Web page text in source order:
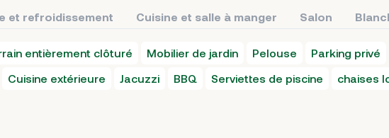
et refroidissement Cuisine et salle à manger Salon
entièrement clôturé Mobilier de jardin Pelouse Parking privé
Cuisine extérieure Jacuzzi BBQ Serviettes de piscine chaises